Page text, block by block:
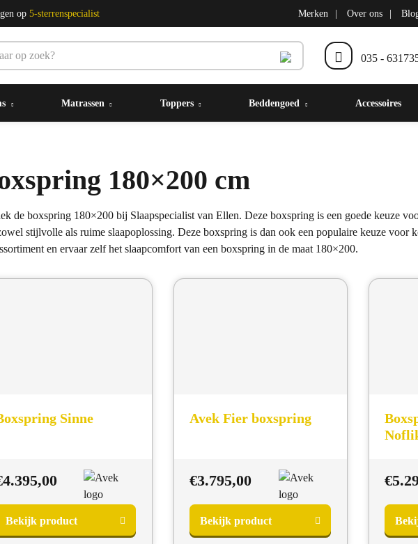
op 5-sterrenspecialist Merken Over ons
035 -
Matrassen Toppers Beddengoed Accessoires
180×200 cm
de boxspring 180×200 bij Slaapspecialist van Ellen. Deze boxspring is een goede keuze
stijlvolle als ruime slaapoplossing. Deze boxspring is dan ook een populaire keuze voor
en ervaar zelf het slaapcomfort van een boxspring in de maat 180×200.
Sinne
4.395,00
Bekijk product
Avek Fier boxspring
€3.795,00
Bekijk product
€